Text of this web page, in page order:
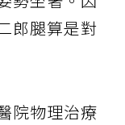
郎腿算是對
院物理治療